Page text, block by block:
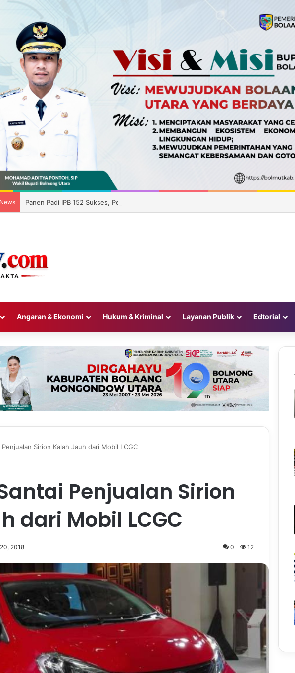
Panen Padi IPB 152 Sukses, Pemkab Boltara Siapkan Distribusi Benih ke Enam Kecamatan
Angaran & Ekonomi Hukum & Kriminal Layanan Publik Edtorial
Sirion Kalah Jauh dari Mobil LCGC
Penjualan Sirion
dari Mobil LCGC
2018 0 12